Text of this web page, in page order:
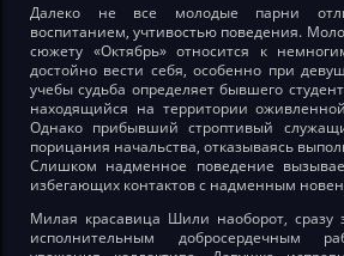
Далеко не все молодые парни
воспитанием, учтивостью поведения.
сюжету «Октябрь» относится к
достойно вести себя, особенно при
учебы судьба определяет бывшего
находящийся на территории
Однако прибывший строптивый
порицания начальства, отказываясь
Слишком надменное поведение
избегающих контактов с надменным
Милая красавица Шили наоборот, сразу
исполнительным добросердечным